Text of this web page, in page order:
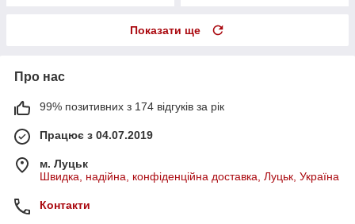
Показати ще
Про нас
99% позитивних з 174 відгуків за рік
Працює з 04.07.2019
м. Луцьк
Швидка, надійна, конфіденційна доставка, Луцьк, Україна
Контакти